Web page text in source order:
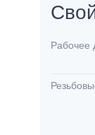
Рабочее